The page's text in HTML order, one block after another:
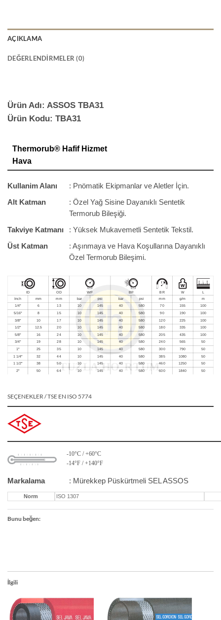
AÇIKLAMA
DEĞERLENDIRMELER (0)
Ürün Adı: ASSOS TBA31
Ürün Kodu: TBA31
Thermorub® Hafif Hizmet
Hava
Kullanim Alanı : Pnömatik Ekipmanlar ve Aletler İçin.
Alt Katman
: Özel Yağ Sisine Dayanıklı Sentetik
Termorub Bileşiği.
Takviye Katmanı : Yüksek Mukavemetli Sentetik Tekstil.
Üst Katman
: Aşınmaya ve Hava Koşullarına Dayanıklı
Özel Termorub Bileşimi.
SEÇENEKLER / TSE EN ISO 5774
-10°C / +60°C
-14°F / +140°F
Markalama : Mürekkep Püskürtmeli SEL ASSOS
Norm ISO 1307
Bunu beğen:
İlgili